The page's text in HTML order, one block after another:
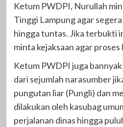
Ketum PWDPI, Nurullah
Tinggi Lampung agar
hingga tuntas. Jika terbukti
minta kejaksaan agar
Ketum PWDPI juga
dari sejumlah narasumber
pungutan liar (Pungli) dan
dilakukan oleh kasubag
perjalanan dinas hingga